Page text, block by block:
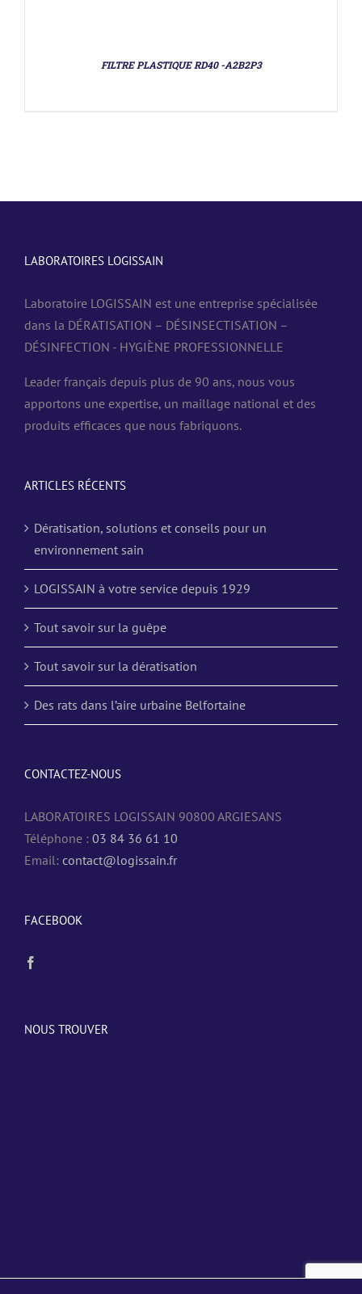
FILTRE PLASTIQUE RD40 -A2B2P3
LABORATOIRES LOGISSAIN
Laboratoire LOGISSAIN est une entreprise spécialisée
dans la DÉRATISATION – DÉSINSECTISATION –
DÉSINFECTION - HYGIÈNE PROFESSIONNELLE
Leader français depuis plus de 90 ans, nous vous
apportons une expertise, un maillage national et des
produits efficaces que nous fabriquons.
ARTICLES RÉCENTS
Dératisation, solutions et conseils pour un
environnement sain
LOGISSAIN à votre service depuis 1929
Tout savoir sur la guêpe
Tout savoir sur la dératisation
Des rats dans l’aire urbaine Belfortaine
CONTACTEZ-NOUS
LABORATOIRES LOGISSAIN 90800 ARGIESANS
Téléphone : 03 84 36 61 10
Email: contact@logissain.fr
FACEBOOK
NOUS TROUVER